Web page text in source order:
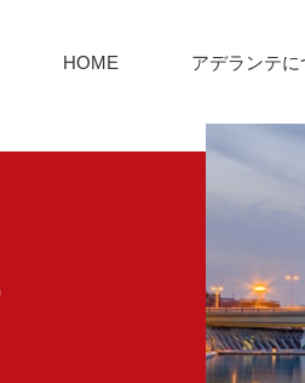
HOME アデランテに